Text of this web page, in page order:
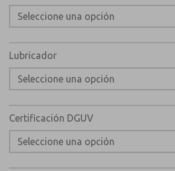
Lubricador
Certificación DGUV